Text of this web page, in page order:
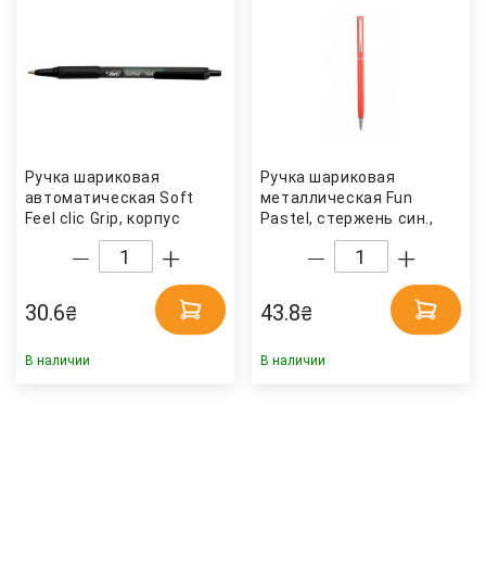
Ручка шариковая
автоматическая Soft
Feel clic Grip, корпус
черн., стержень черн. Bic
30.6₴
В наличии
Ручка шариковая
металлическая Fun
Pastel, стержень син.,
корпус оранж. Penmate
43.8₴
В наличии